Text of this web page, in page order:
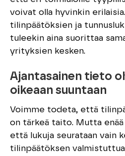
voivat olla hyvinkin
tilinpäätöksien ja
tuleekin aina suorittaa
yrityksien kesken.
Ajantasainen tieto
oikeaan suuntaan
Voimme todeta, että
on tärkeä taito. Mutta
että lukuja seurataan vain
tilinpäätöksen